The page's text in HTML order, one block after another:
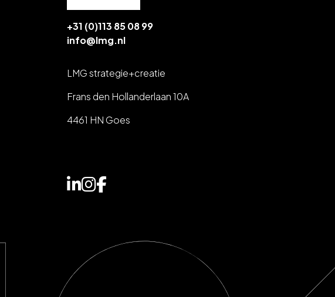
+31 (0)113 85 08 99
info@lmg.nl
LMG strategie+creatie
Frans den Hollanderlaan 10A
4461 HN Goes